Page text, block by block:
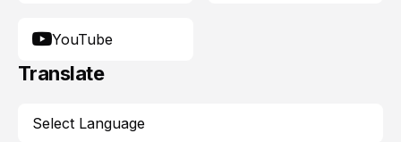
YouTube
Translate